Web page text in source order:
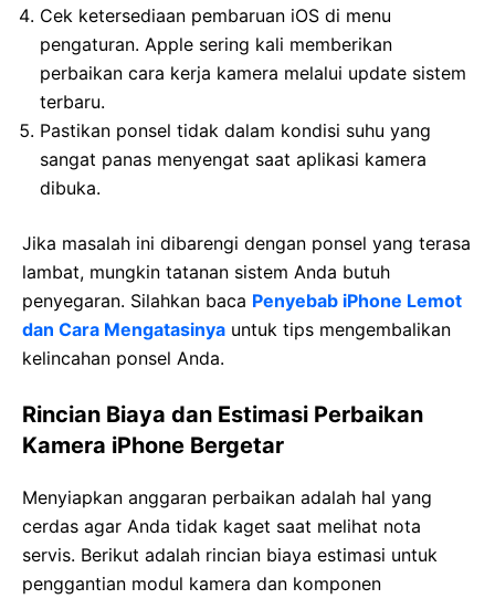
Cek ketersediaan pembaruan iOS di menu
pengaturan. Apple sering kali memberikan
perbaikan cara kerja kamera melalui update sistem
terbaru.
Pastikan ponsel tidak dalam kondisi suhu yang
sangat panas menyengat saat aplikasi kamera
dibuka.
Jika masalah ini dibarengi dengan ponsel yang terasa
lambat, mungkin tatanan sistem Anda butuh
penyegaran. Silahkan baca Penyebab iPhone Lemot
dan Cara Mengatasinya untuk tips mengembalikan
kelincahan ponsel Anda.
Rincian Biaya dan Estimasi Perbaikan
Kamera iPhone Bergetar
Menyiapkan anggaran perbaikan adalah hal yang
cerdas agar Anda tidak kaget saat melihat nota
servis. Berikut adalah rincian biaya estimasi untuk
penggantian modul kamera dan komponen